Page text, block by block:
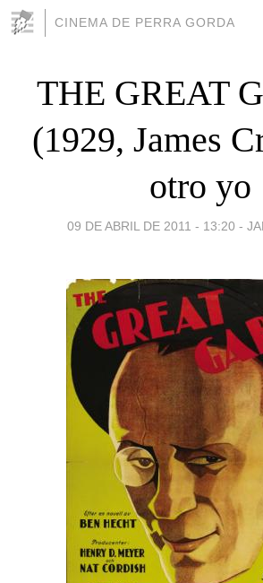
CINEMA DE PERRA GORDA
THE GREAT
(1929, James
otro yo
09 DE ABRIL DE 2011 - 13:20 -